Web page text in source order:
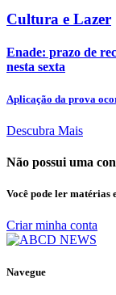
Cultura e Lazer
Enade: prazo de
nesta sexta
Aplicação da prova
Descubra Mais
Não possui uma
Você pode ler matérias
Criar minha conta
Navegue